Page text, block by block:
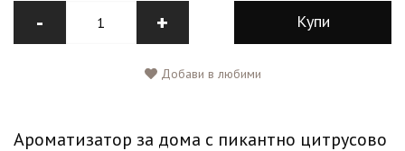
- + Купи
Добави в любими
Ароматизатор за дома с пикантно цитрусово